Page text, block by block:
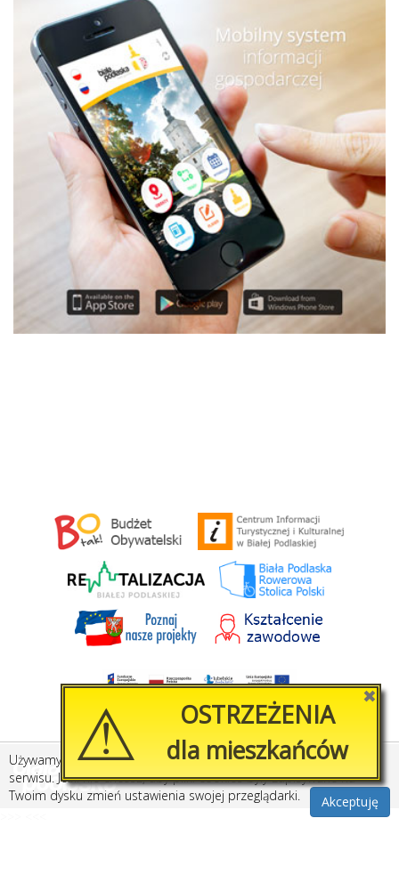
Stworzone przezAmistad.pl
Używamy plików cookies, by ułatwić korzystanie z naszego
serwisu. Jeśli nie chcesz, aby pliki cookies były zapisywane na
Twoim dysku zmień ustawienia swojej przeglądarki.
Akceptuję
✖
⚠
OSTRZEŻENIA
dla mieszkańców